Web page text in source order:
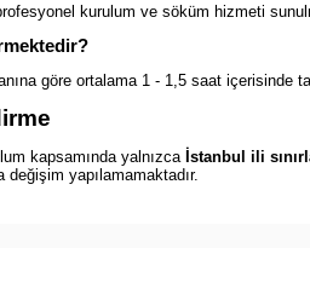
kurulum ve söküm hizmeti
göre ortalama 1 - 1,5 saat içerisinde
kapsamında yalnızca İstanbul ili
değişim yapılamamaktadır.